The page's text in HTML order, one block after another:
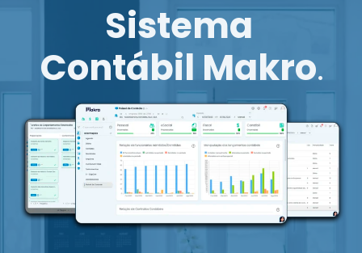
Sistema
Contábil Makro.